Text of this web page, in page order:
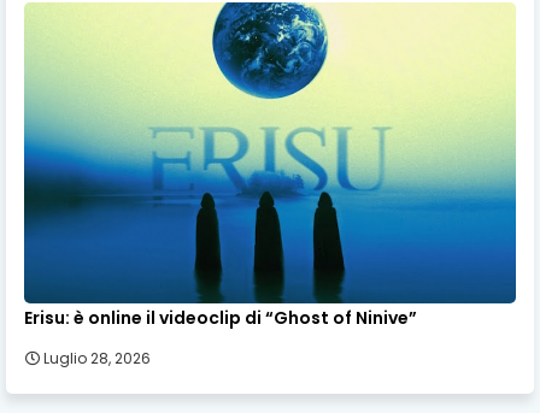
Erisu: è online il videoclip di “Ghost of Ninive”
Luglio 28, 2026